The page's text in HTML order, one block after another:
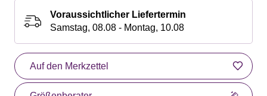
Voraussichtlicher Liefertermin
Samstag, 08.08 - Montag, 10.08
Auf den Merkzettel